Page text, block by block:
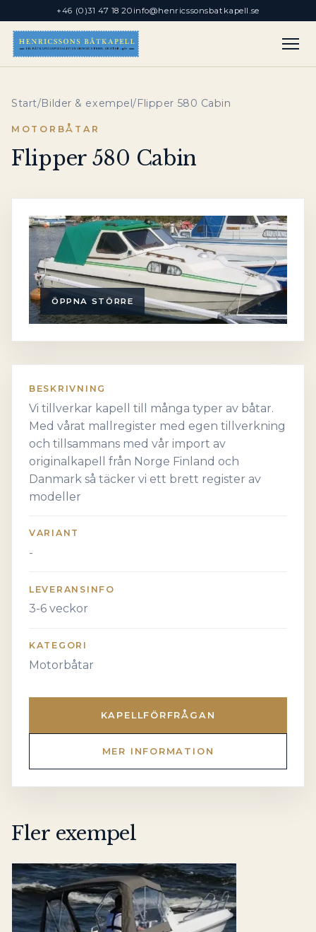
+46 (0)31 47 18 20 info@henricssonsbatkapell.se
Start/Bilder & exempel/Flipper 580 Cabin
MOTORBÅTAR
Flipper 580 Cabin
ÖPPNA STÖRRE
BESKRIVNING
Vi tillverkar kapell till många typer av båtar.
Med vårat mallregister med egen tillverkning
och tillsammans med vår import av
originalkapell från Norge Finland och
Danmark så täcker vi ett brett register av
modeller
VARIANT
-
LEVERANSINFO
3-6 veckor
KATEGORI
Motorbåtar
KAPELLFÖRFRÅGAN
MER INFORMATION
Fler exempel